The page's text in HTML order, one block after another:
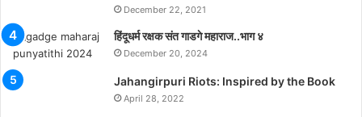
December 22, 2021
हिंदूधर्म रक्षक संत गाडगे महाराज..भाग ४
December 20, 2024
Jahangirpuri Riots: Inspired by the Book
April 28, 2022